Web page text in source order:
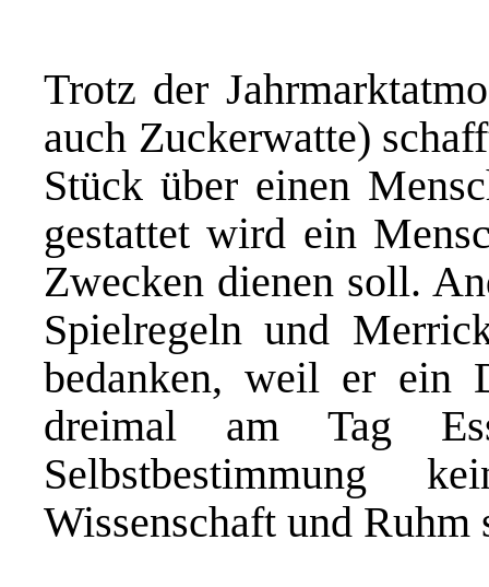
Trotz der
auch Zuckerwatte)
Stück über einen
gestattet wird ein
Zwecken dienen soll.
Spielregeln und
bedanken, weil er ein
dreimal am Tag
Selbstbestimmung
Wissenschaft und